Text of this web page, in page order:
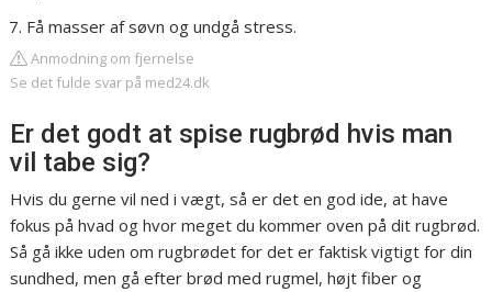
Få masser af søvn og undgå stress.
Anmodning om fjernelse
Se det fulde svar på med24.dk
Er det godt at spise rugbrød hvis man
vil tabe sig?
Hvis du gerne vil ned i vægt, så er det en god ide, at have
fokus på hvad og hvor meget du kommer oven på dit rugbrød.
Så gå ikke uden om rugbrødet for det er faktisk vigtigt for din
sundhed, men gå efter brød med rugmel, højt fiber og